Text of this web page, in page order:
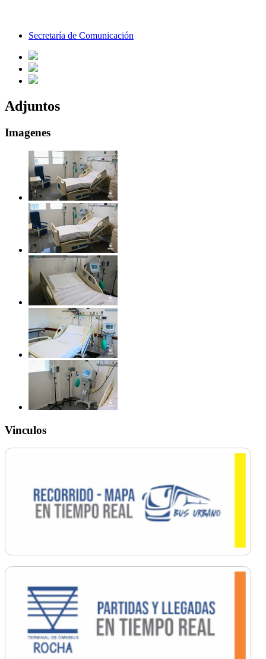
Secretaría de Comunicación
Adjuntos
Imagenes
Vinculos